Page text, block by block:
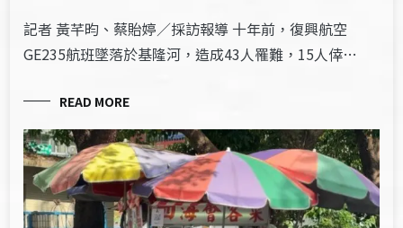
記者 黃芊昀、蔡貽婷／採訪報導 十年前，復興航空
GE235航班墜落於基隆河，造成43人罹難，15人倖…
READ MORE